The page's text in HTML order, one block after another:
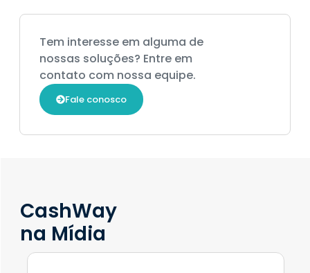
Tem interesse em alguma de
nossas soluções? Entre em
contato com nossa equipe.
Fale conosco
CashWay
na Mídia